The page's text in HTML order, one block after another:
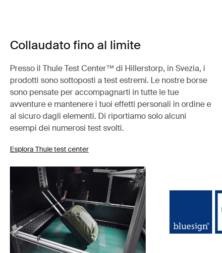
Collaudato fino al limite
Presso il Thule Test Center™ di Hillerstorp, in Svezia, i
prodotti sono sottoposti a test estremi. Le nostre borse
sono pensate per accompagnarti in tutte le tue
avventure e mantenere i tuoi effetti personali in ordine e
al sicuro dagli elementi. Di riportiamo solo alcuni
esempi dei numerosi test svolti.
Esplora Thule test center